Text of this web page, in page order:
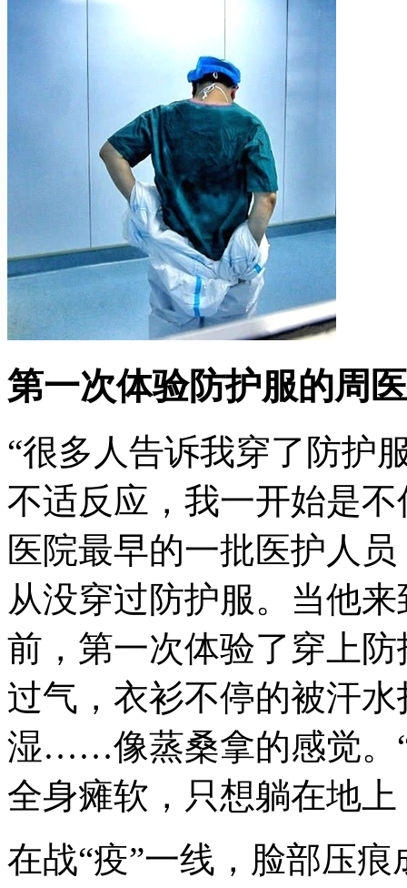
第一次体验防护服的周
“很多人告诉我穿了防护
不适反应，我一开始是
医院最早的一批医护人
从没穿过防护服。当他
前，第一次体验了穿上
过气，衣衫不停的被汗
湿……像蒸桑拿的感觉。
全身瘫软，只想躺在地
在战“疫”一线，脸部压